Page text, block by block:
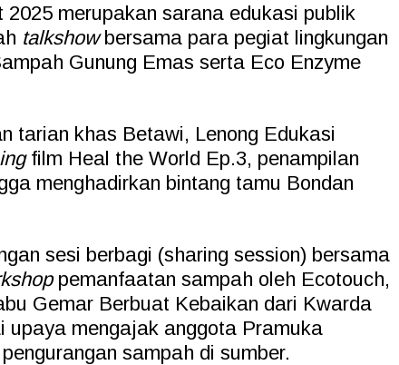
merupakan sarana edukasi publik
talkshowbersama para pegiat lingkungan
Gunung Emas serta Eco Enzyme
tarian khas Betawi, Lenong Edukasi
film Heal the World Ep.3, penampilan
menghadirkan bintang tamu Bondan
sesi berbagi (sharing session) bersama
pemanfaatan sampah oleh Ecotouch,
Gemar Berbuat Kebaikan dari Kwarda
upaya mengajak anggota Pramuka
sampah di sumber.